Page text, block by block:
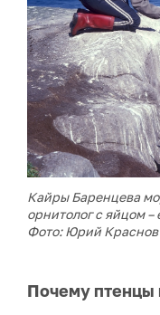
Кайры Баренцева
орнитолог с яйцом
Фото: Юрий Краснов
Почему птенцы